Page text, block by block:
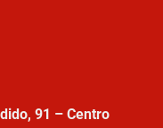
91 – Centro